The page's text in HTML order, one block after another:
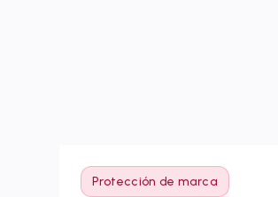
Protección de marca